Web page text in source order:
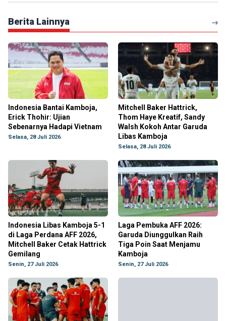
Berita Lainnya
Indonesia Bantai Kamboja,
Erick Thohir: Ujian
Sebenarnya Hadapi Vietnam
Selasa, 28 Juli 2026
Mitchell Baker Hattrick,
Thom Haye Kreatif, Sandy
Walsh Kokoh Antar Garuda
Libas Kamboja
Selasa, 28 Juli 2026
Indonesia Libas Kamboja 5-1
di Laga Perdana AFF 2026,
Mitchell Baker Cetak Hattrick
Gemilang
Senin, 27 Juli 2026
Laga Pembuka AFF 2026:
Garuda Diunggulkan Raih
Tiga Poin Saat Menjamu
Kamboja
Senin, 27 Juli 2026